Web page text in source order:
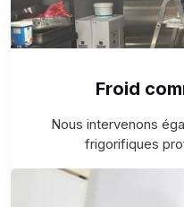
Froid
Nous intervenons
frigorifiques